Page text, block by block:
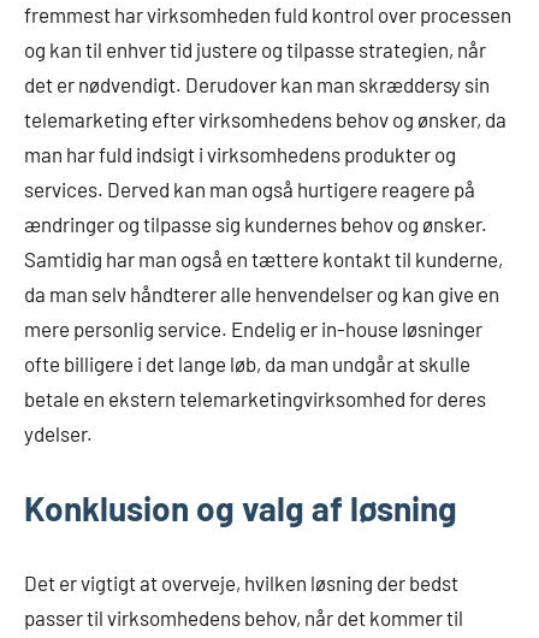
fremmest har virksomheden fuld kontrol over processen
og kan til enhver tid justere og tilpasse strategien, når
det er nødvendigt. Derudover kan man skræddersy sin
telemarketing efter virksomhedens behov og ønsker, da
man har fuld indsigt i virksomhedens produkter og
services. Derved kan man også hurtigere reagere på
ændringer og tilpasse sig kundernes behov og ønsker.
Samtidig har man også en tættere kontakt til kunderne,
da man selv håndterer alle henvendelser og kan give en
mere personlig service. Endelig er in-house løsninger
ofte billigere i det lange løb, da man undgår at skulle
betale en ekstern telemarketingvirksomhed for deres
ydelser.
Konklusion og valg af løsning
Det er vigtigt at overveje, hvilken løsning der bedst
passer til virksomhedens behov, når det kommer til